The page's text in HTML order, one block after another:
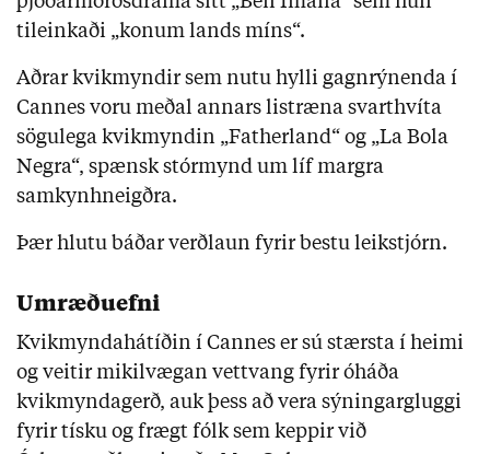
tileinkaði „konum lands míns“.
Aðrar kvikmyndir sem nutu hylli gagnrýnenda í
Cannes voru meðal annars listræna svarthvíta
sögulega kvikmyndin „Fatherland“ og „La Bola
Negra“, spænsk stórmynd um líf margra
samkynhneigðra.
Þær hlutu báðar verðlaun fyrir bestu leikstjórn.
Umræðuefni
Kvikmyndahátíðin í Cannes er sú stærsta í heimi
og veitir mikilvægan vettvang fyrir óháða
kvikmyndagerð, auk þess að vera sýningargluggi
fyrir tísku og frægt fólk sem keppir við